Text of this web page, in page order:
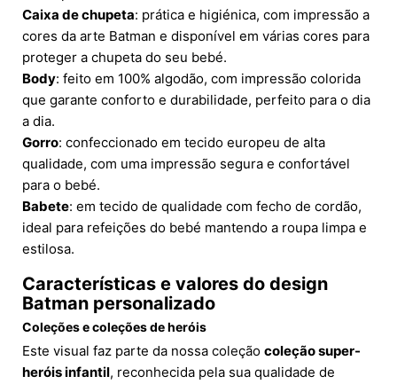
Caixa de chupeta: prática e higiénica, com impressão a
cores da arte Batman e disponível em várias cores para
proteger a chupeta do seu bebé.
Body: feito em 100% algodão, com impressão colorida
que garante conforto e durabilidade, perfeito para o dia
a dia.
Gorro: confeccionado em tecido europeu de alta
qualidade, com uma impressão segura e confortável
para o bebé.
Babete: em tecido de qualidade com fecho de cordão,
ideal para refeições do bebé mantendo a roupa limpa e
estilosa.
Características e valores do design
Batman personalizado
Coleções e coleções de heróis
Este visual faz parte da nossa coleção coleção super-
heróis infantil, reconhecida pela sua qualidade de